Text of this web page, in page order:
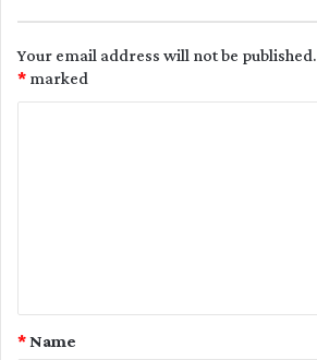
Your email address will not be published.
marked
*
Name
*